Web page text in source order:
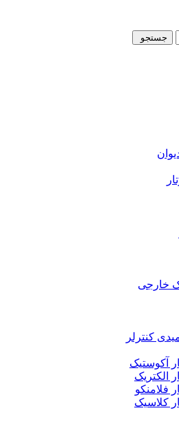
جستجو
خارجی
کنترلر
آکوستیک
الکتریک
فلامنکو
کلاسیک